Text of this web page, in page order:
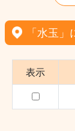
「水玉
表示